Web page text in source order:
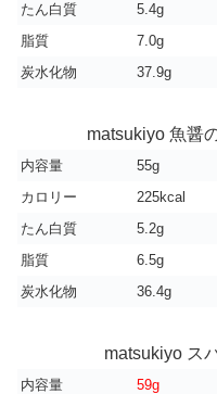
たん白質
5.4g
脂質
7.0g
炭水化物
37.9g
matsukiyo 魚醤
内容量 55g
カロリー
225kcal
たん白質
5.2g
脂質
6.5g
炭水化物
36.4g
matsukiyo ス
内容量 59g